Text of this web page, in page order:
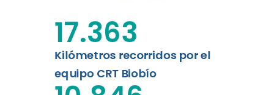
Leer más
Kilómetros recorridos por el
equipo CRT Biobío
17.363